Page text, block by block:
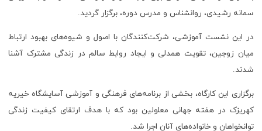
سمانه رشیدی، روانشناس و مدرس دوره، برگزار گردید.
در این نشست آموزشی، شرکت‌کنندگان با اصول و شیوه‌های بهبود ارتباط
میان زوجین، تقویت همدلی و ایجاد روابط سالم در زندگی مشترک آشنا
شدند.
برگزاری این کارگاه، بخشی از برنامه‌های فرهنگی و آموزشی آسایشگاه خیریه
کهریزک در هفته جهانی معلولین بود که با هدف ارتقای کیفیت زندگی
توانخواهان و خانواده‌های آنان اجرا شد.